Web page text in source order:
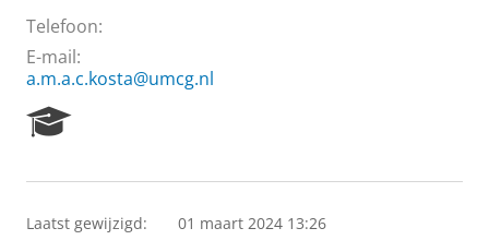
Telefoon:
E-mail:
a.m.a.c.kosta@umcg.nl
e
r
Laatst gewijzigd: 01 maart 2024 13:26